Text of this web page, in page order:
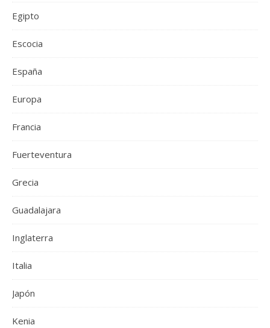
Egipto
Escocia
España
Europa
Francia
Fuerteventura
Grecia
Guadalajara
Inglaterra
Italia
Japón
Kenia